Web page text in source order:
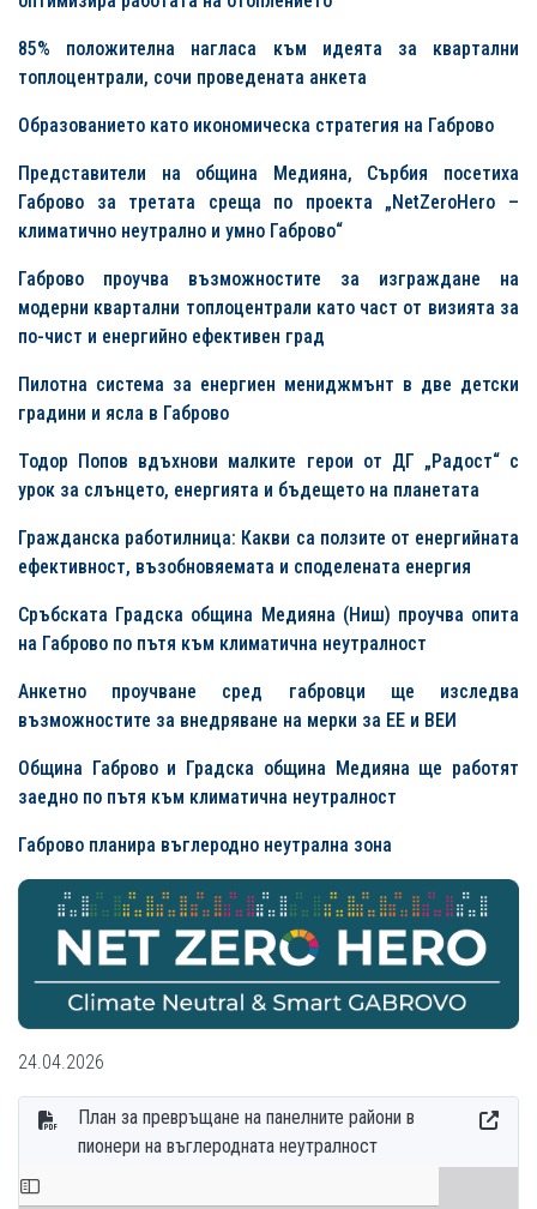
85% положителна нагласа към идеята за квартални
топлоцентрали, сочи проведената анкета
Образованието като икономическа стратегия на Габрово
Представители на община Медияна, Сърбия посетиха
Габрово за третата среща по проекта „NetZeroHero –
климатично неутрално и умно Габрово“
Габрово проучва възможностите за изграждане на
модерни квартални топлоцентрали като част от визията за
по-чист и енергийно ефективен град
Пилотна система за енергиен мениджмънт в две детски
градини и ясла в Габрово
Тодор Попов вдъхнови малките герои от ДГ „Радост“ с
урок за слънцето, енергията и бъдещето на планетата
Гражданска работилница: Какви са ползите от енергийната
ефективност, възобновяемата и споделената енергия
Сръбската Градска община Медияна (Ниш) проучва опита
на Габрово по пътя към климатична неутралност
Анкетно проучване сред габровци ще изследва
възможностите за внедряване на мерки за ЕЕ и ВЕИ
Община Габрово и Градска община Медияна ще работят
заедно по пътя към климатична неутралност
Габрово планира въглеродно неутрална зона
24.04.2026
План за превръщане на панелните райони в
пионери на въглеродната неутралност